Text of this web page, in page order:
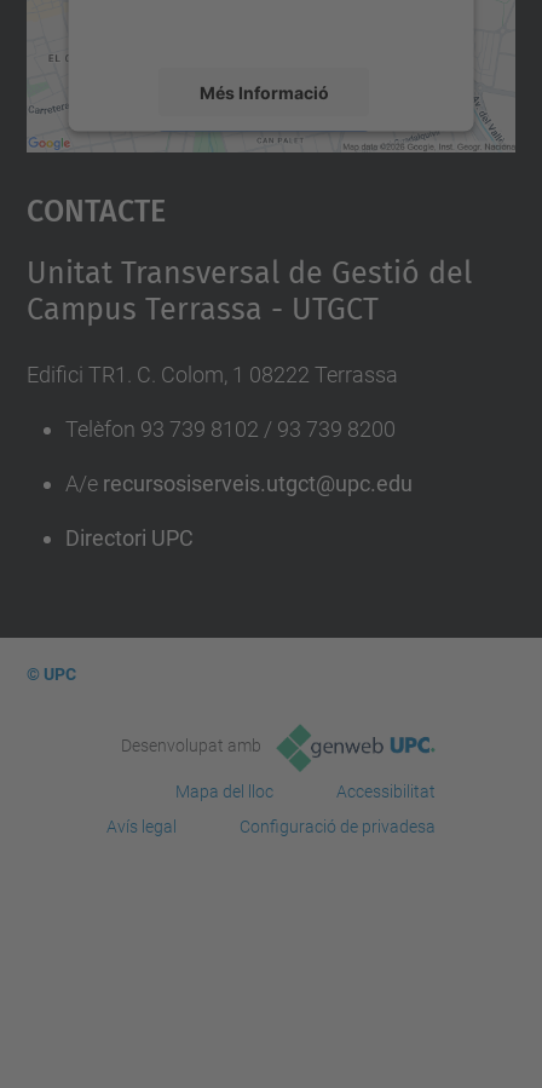
Més Informació
Accepta
powered by
Contacte
Unitat Transversal de Gestió del
Campus Terrassa - UTGCT
Edifici TR1. C. Colom, 1 08222 Terrassa
Telèfon 93 739 8102 / 93 739 8200
A/e recursosiserveis.utgct@upc.edu
Directori UPC
© UPC
Desenvolupat amb
Mapa del lloc
Accessibilitat
Avís legal
Configuració de privadesa